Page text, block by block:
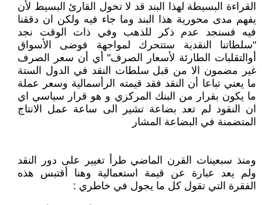
القراءة البسيطة لهذا البند قد لا تخول القارئ البسيط لأن
يفهم مدى محورية هذا البند وما جاء فيه ولكن ان دققنا
فيه فسنجد عدم ذكر للذهب وفي ذات الوقت نجد
"سلطاتنا النقدية ستتحرك لمواجهة فوضى الأسواق
أوالتقلبات الطارئة لأسعار الصرف" أي أن سعر الصرف
غير مضمون الا من قبل سلطات النقد في الدول الستة
ما يعني تباعا أن النقد فقد قيمته الرأسمالية وسعر عملة
ما يكون بقرار من البنك المركزي و هو قرار سياسي اي
ان النقود لم تعد بضاعة تشير الى ساعة عمل الانتاج
المتضمنة في البضاعة المشار
ومنذ سبعينات القرن الماضي طرأ تغيير على دور النقد
ولم يعد عبارة عن قيمة استعمالية وهنا أقتبس هذه
الفقرة التي تقول كل ما يجول في خاطري :